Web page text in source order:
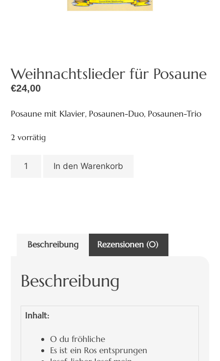
Weihnachtslieder für Posaune
€24,00
Posaune mit Klavier, Posaunen-Duo, Posaunen-Trio
2 vorrätig
In den Warenkorb
Beschreibung Rezensionen (0)
Beschreibung
Inhalt:
O du fröhliche
Es ist ein Ros entsprungen